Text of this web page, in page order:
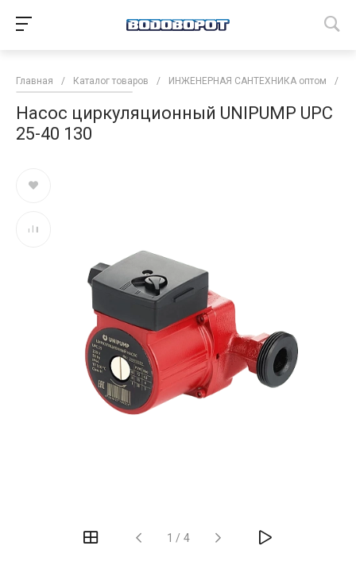
Главная / Каталог товаров / ИНЖЕНЕРНАЯ САНТЕХНИКА оптом /
Насос циркуляционный UNIPUMP UPС
25-40 130
1 / 4